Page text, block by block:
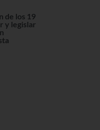
de los 19
y legislar